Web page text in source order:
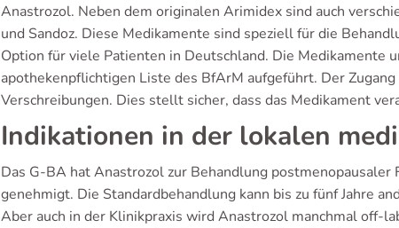
Anastrozol. Neben dem originalen Arimidex sind auch
und Sandoz. Diese Medikamente sind speziell für die
Option für viele Patienten in Deutschland. Die Medikamente
apothekenpflichtigen Liste des BfArM aufgeführt. Der
Verschreibungen. Dies stellt sicher, dass das Medikament
Indikationen in der lokalen
Das G-BA hat Anastrozol zur Behandlung
genehmigt. Die Standardbehandlung kann bis zu fünf Jahre
Aber auch in der Klinikpraxis wird Anastrozol manchmal off-